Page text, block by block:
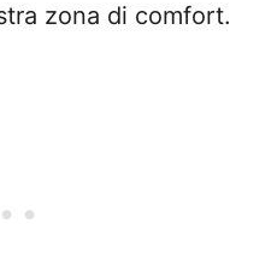
zona di comfort.